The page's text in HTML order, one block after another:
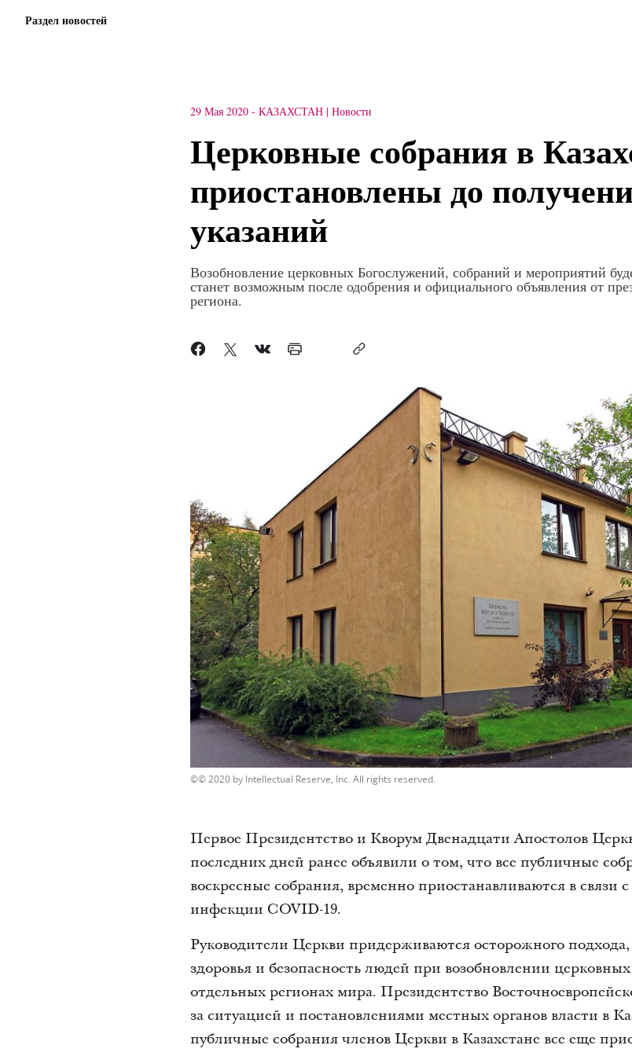
Раздел новостей
29 Мая 2020 - КАЗАХСТАН Новости
Церковные собрания в
приостановлены до
указаний
Возобновление церковных Богослужений, собраний и мероприятий
станет возможным после одобрения и официального объявления от
региона.
© 2020 by Intellectual Reserve, Inc. All rights reserved.
Первое Президентство и Кворум Двенадцати Апостолов
последних дней ранее объявили о том, что все публичные
воскресные собрания, временно приостанавливаются в связи
инфекции COVID-19.
Руководители Церкви придерживаются осторожного
здоровья и безопасность людей при возобновлении
отдельных регионах мира. Президентство
за ситуацией и постановлениями местных органов власти в
публичные собрания членов Церкви в Казахстане все еще